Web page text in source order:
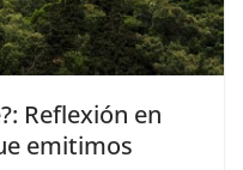
Reflexión en
emitimos